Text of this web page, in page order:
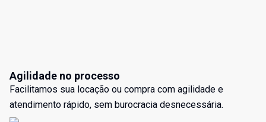
Agilidade no processo
Facilitamos sua locação ou compra com agilidade e
atendimento rápido, sem burocracia desnecessária.